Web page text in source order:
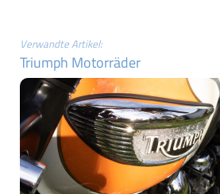
Verwandte Artikel:
Triumph Motorräder